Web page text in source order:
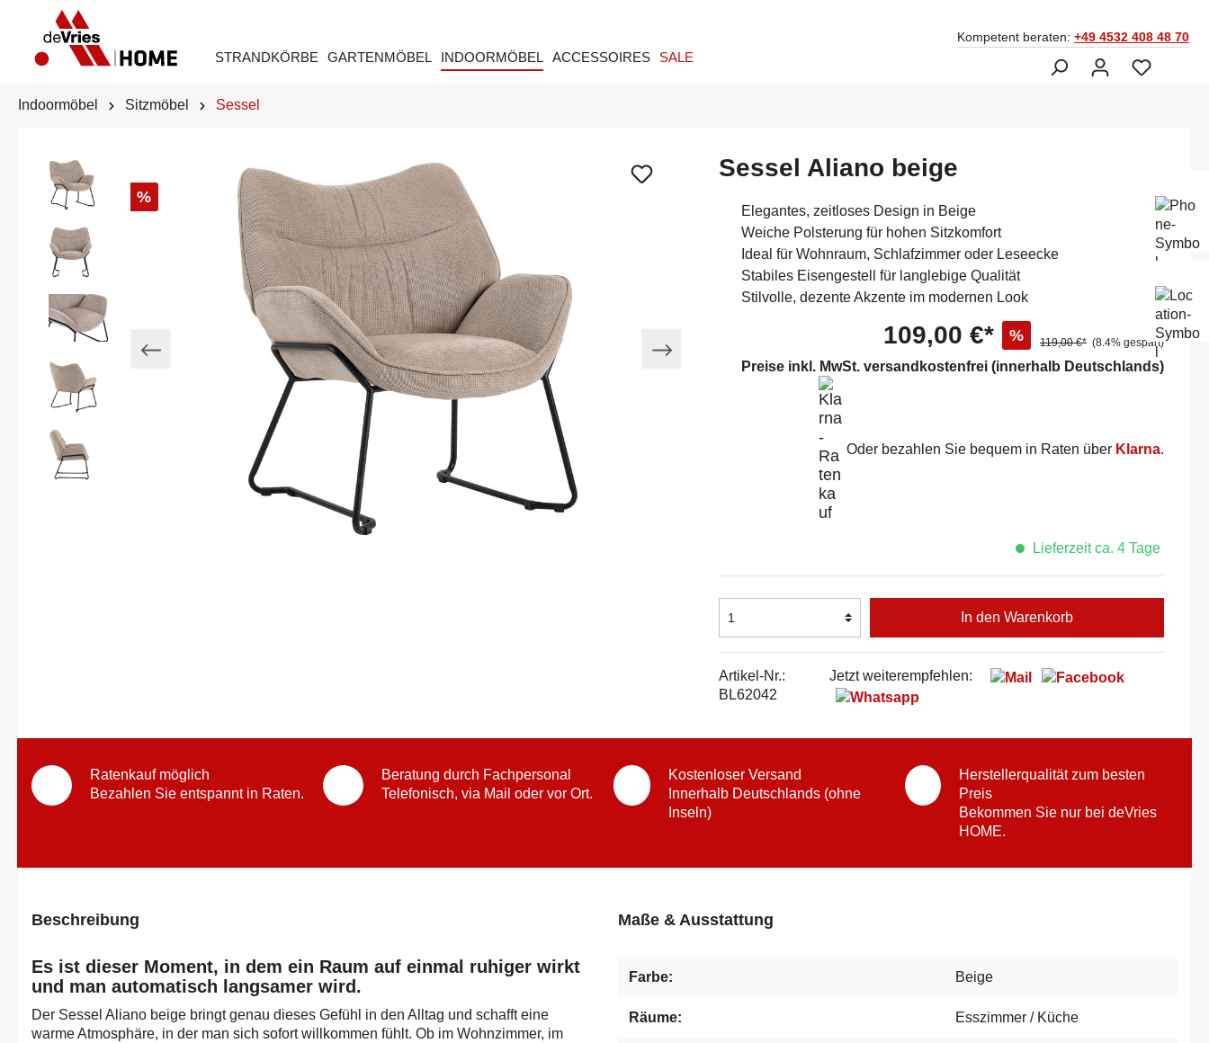
STRANDKÖRBE GARTENMÖBEL INDOORMÖBEL ACCESSOIRES SALE
Kompetent beraten: +49 4532 408 48 70
Indoormöbel Sitzmöbel Sessel
%
Sessel Aliano beige
Elegantes, zeitloses Design in Beige
Weiche Polsterung für hohen Sitzkomfort
Ideal für Wohnraum, Schlafzimmer oder Leseecke
Stabiles Eisengestell für langlebige Qualität
Stilvolle, dezente Akzente im modernen Look
109,00 €* % 119,00 €* (8.4% gespart)
Preise inkl. MwSt. versandkostenfrei (innerhalb Deutschlands)
Oder bezahlen Sie bequem in Raten über Klarna.
Lieferzeit ca. 4 Tage
In den Warenkorb
Artikel-Nr.:
BL62042
Jetzt weiterempfehlen:
Ratenkauf möglich
Bezahlen Sie entspannt in Raten.
Beratung durch Fachpersonal
Telefonisch, via Mail oder vor Ort.
Kostenloser Versand
Innerhalb Deutschlands (ohne
Inseln)
Herstellerqualität zum besten
Preis
Bekommen Sie nur bei deVries
HOME.
Beschreibung
Es ist dieser Moment, in dem ein Raum auf einmal ruhiger wirkt
und man automatisch langsamer wird.
Der Sessel Aliano beige bringt genau dieses Gefühl in den Alltag und schafft eine
warme Atmosphäre, in der man sich sofort willkommen fühlt. Ob im Wohnzimmer, im
Maße & Ausstattung
Farbe: Beige
Räume: Esszimmer / Küche